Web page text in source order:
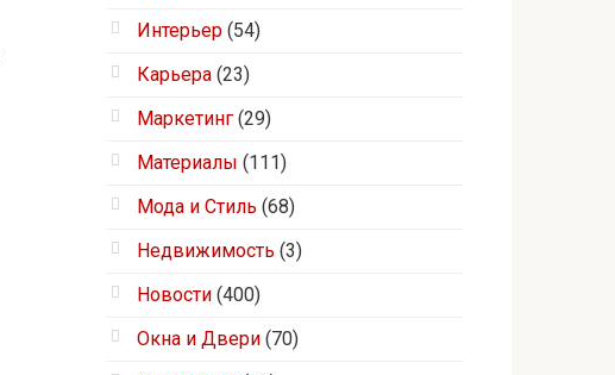
Интерьер (54)
Карьера (23)
Маркетинг (29)
Материалы (111)
Мода и Стиль (68)
Недвижимость (3)
Новости (400)
Окна и Двери (70)